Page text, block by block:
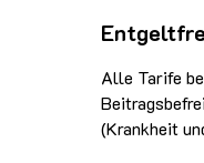
Alle Tarife
(Krankheit